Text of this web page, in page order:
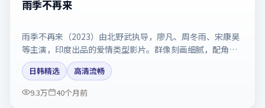
雨季不再来
雨季不再来（2023）由北野武执导，廖凡、周冬雨、宋康昊
等主演，印度出品的爱情类型影片。群像刻画细腻，配角同
样出彩。剧情简介与主创信息可供检索参考，上映日期以片
方资料为准。
日韩精选
高清流畅
9.3万
40个月前